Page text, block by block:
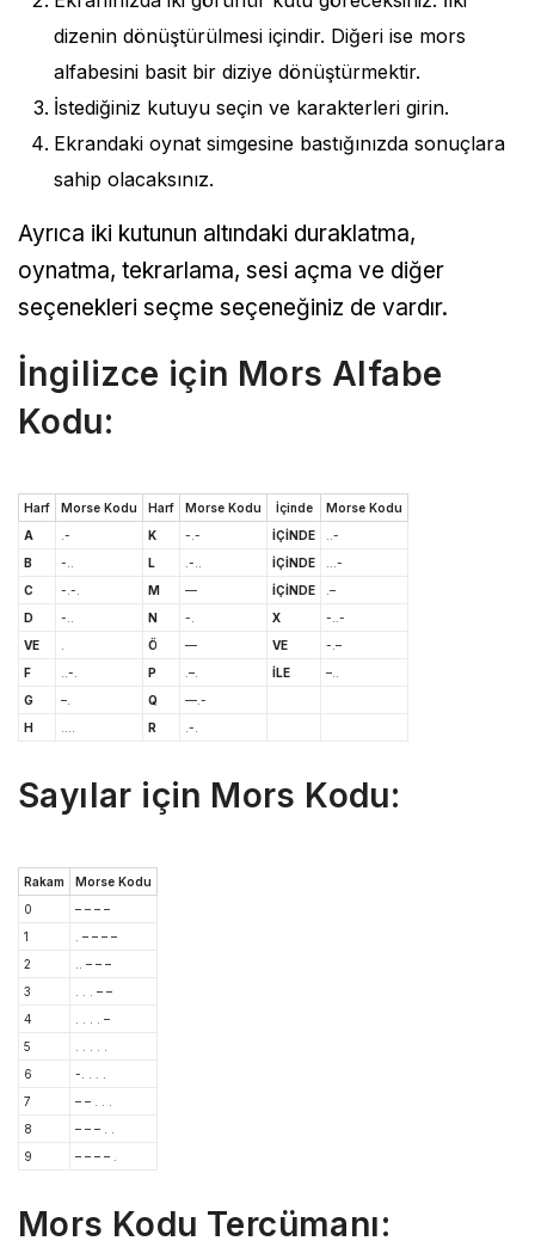
dizenin dönüştürülmesi içindir. Diğeri ise mors
alfabesini basit bir diziye dönüştürmektir.
İstediğiniz kutuyu seçin ve karakterleri girin.
Ekrandaki oynat simgesine bastığınızda sonuçlara
sahip olacaksınız.
Ayrıca iki kutunun altındaki duraklatma,
oynatma, tekrarlama, sesi açma ve diğer
seçenekleri seçme seçeneğiniz de vardır.
İngilizce için Mors Alfabe
Kodu:
Harf Morse Kodu Harf Morse Kodu İçinde
Morse Kodu
A
.- K -.- İÇİNDE
..-
B
-.. L .-.. İÇİNDE
…-
C
-.-. M — İÇİNDE
.–
D
-.. N -. X
-..-
VE
Ö — VE
-.–
F
..-. P .–. İLE
–..
G
–. Q
—.-
H
R .-.
Sayılar için Mors Kodu:
Rakam
Morse Kodu
0
– – – –
1
. – – – –
2
.. – – –
3
. . . – –
4
. . . . –
5
6
-. . . .
7
– – . . .
8
– – – . .
9
– – – – .
Mors Kodu Tercümanı: